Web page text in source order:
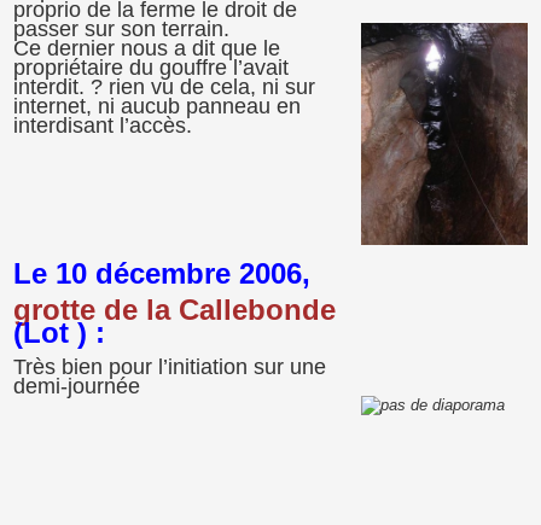
proprio de la ferme le droit de
passer sur son terrain.
Ce dernier nous a dit que le
propriétaire du gouffre l’avait
interdit. ? rien vu de cela, ni sur
internet, ni aucub panneau en
interdisant l’accès.
Le 10 décembre 2006,
grotte de la Callebonde
(Lot ) :
Très bien pour l’initiation sur une
demi-journée